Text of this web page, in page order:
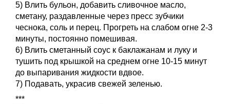
5) Влить бульон, добавить сливочное масло,
сметану, раздавленные через пресс зубчики
чеснока, соль и перец. Прогреть на слабом огне 2-3
минуты, постоянно помешивая.
6) Влить сметанный соус к баклажанам и луку и
тушить под крышкой на среднем огне 10-15 минут
до выпаривания жидкости вдвое.
7) Подавать, украсив свежей зеленью.
***